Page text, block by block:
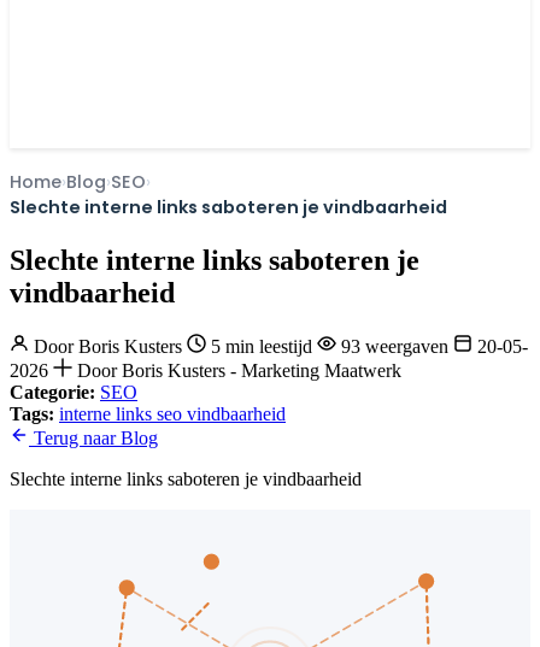
Home Blog SEO
Slechte interne links saboteren je vindbaarheid
Slechte interne links saboteren je
vindbaarheid
DoorBoris Kusters 5 min leestijd 93 weergaven
20-05-
2026
Door Boris Kusters - Marketing Maatwerk
Categorie: SEO
Tags: interne links seo vindbaarheid
Terug naar Blog
Slechte interne links saboteren je vindbaarheid